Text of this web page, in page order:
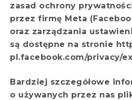
zasad ochrony
przez firmę Meta
oraz zarządzania
są dostępne na stronie
pl.facebook.com/privacy/
Bardziej szczegółowe
o używanych przez nas